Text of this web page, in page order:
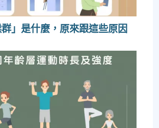
群」是什麼，原來跟這些原因